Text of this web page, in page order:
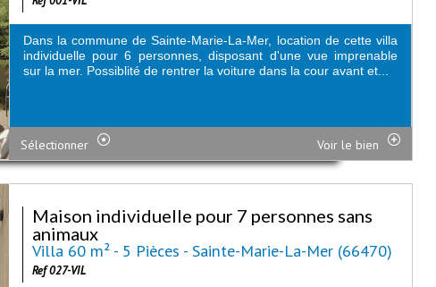
Dans la commune de Sainte-Marie-La-Mer, location de cette villa
individuelle pour 6 personnes, disposant d'une vue imprenable
sur la mer. Possiblité de rentrer la voiture dans la cour avant et...
Sélectionner Voir le bien
Maison individuelle pour 7 personnes sans
animaux
Villa 60 m² - 5 Pièces - Sainte-Marie-La-Mer (66470)
Ref 027-VIL